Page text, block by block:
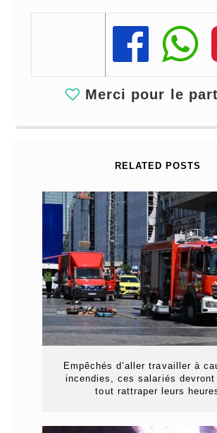
Merci pour le
RELATED POSTS
Empêchés d’aller travailler à
incendies, ces salariés devront
tout rattraper leurs